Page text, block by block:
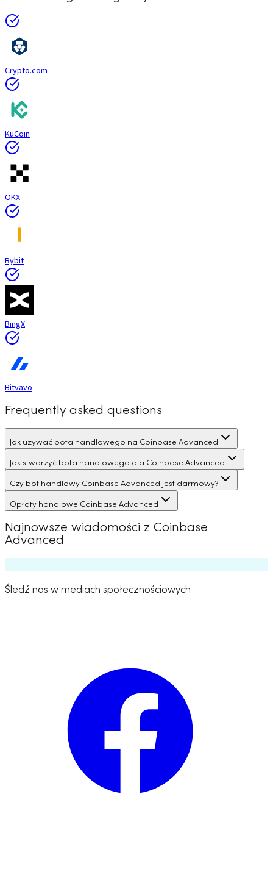
Crypto.com
KuCoin
OKX
Bybit
BingX
Bitvavo
Frequently asked questions
Jak używać bota handlowego na Coinbase Advanced
Jak stworzyć bota handlowego dla Coinbase Advanced
Czy bot handlowy Coinbase Advanced jest darmowy?
Opłaty handlowe Coinbase Advanced
Najnowsze wiadomości z Coinbase
Advanced
Śledź nas w mediach społecznościowych